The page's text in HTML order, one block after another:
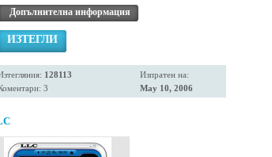
Допълнителна информация
ИЗТЕГЛИ
128113
3
Изпратен на:
May 10, 2006